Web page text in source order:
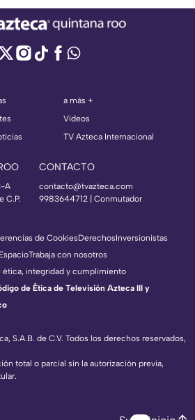
a más +
Videos
TV Azteca Internacional
A
C.P.
CONTACTO
contacto@tvazteca.com
9983644712 | Conmutador
S.A.B. de C.V. Todos los derechos reservados,
total o parcial sin la autorización previa,
de CookiesDerechosInversionistas
Trabaja con nosotros
ética, integridad y cumplimiento
de Ética de Televisión Azteca III y